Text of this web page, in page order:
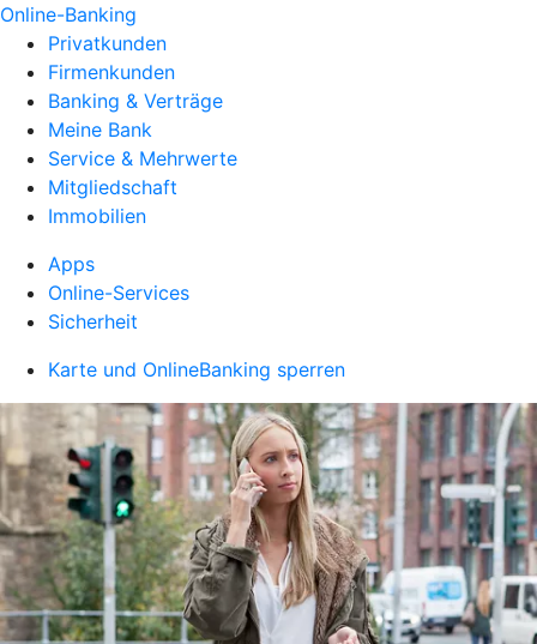
Online-Banking
Privatkunden
Firmenkunden
Banking & Verträge
Meine Bank
Service & Mehrwerte
Mitgliedschaft
Immobilien
Apps
Online-Services
Sicherheit
Karte und OnlineBanking sperren